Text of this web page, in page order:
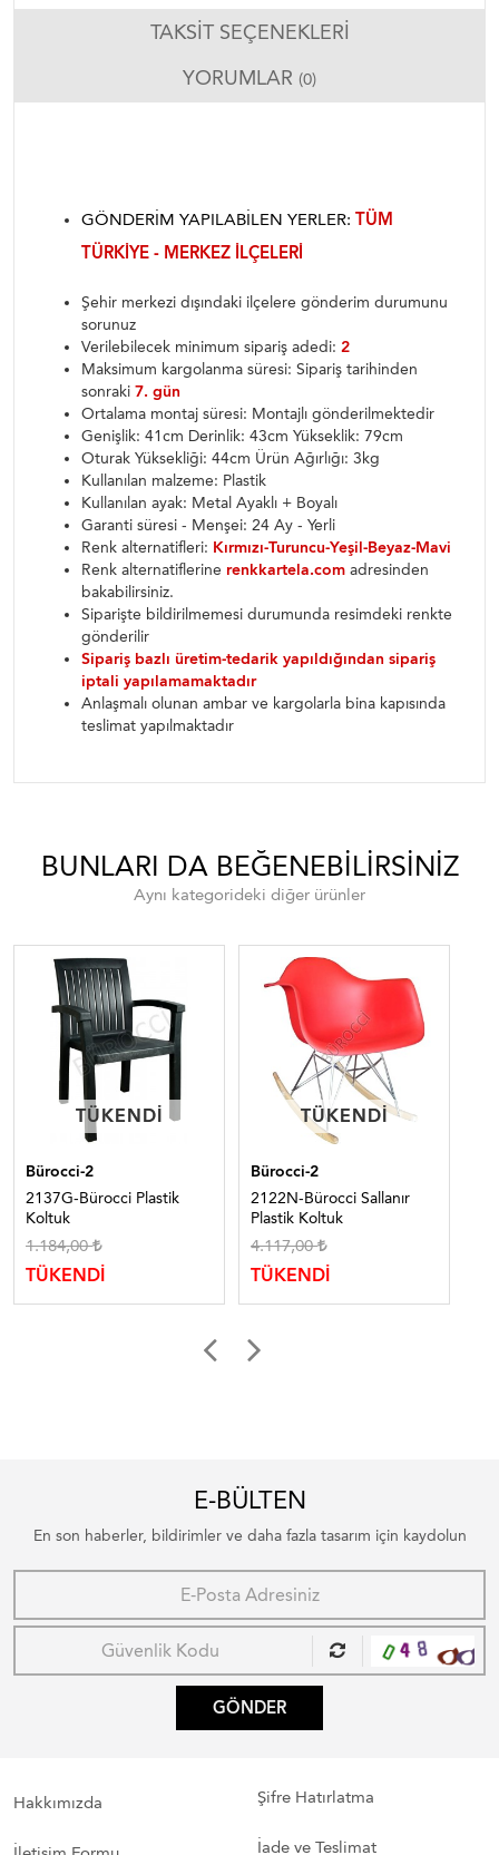
TAKSIT SEÇENEKLERI
YORUMLAR (0)
GÖNDERIM YAPILABILEN YERLER: TÜM
TÜRKIYE - MERKEZ ILÇELERI
Şehir merkezi dışındaki ilçelere gönderim durumunu
sorunuz
Verilebilecek minimum sipariş adedi: 2
Maksimum kargolanma süresi: Sipariş tarihinden
sonraki 7. gün
Ortalama montaj süresi: Montajlı gönderilmektedir
Genişlik: 41cm Derinlik: 43cm Yükseklik: 79cm
Oturak Yüksekliği: 44cm Ürün Ağırlığı: 3kg
Kullanılan malzeme: Plastik
Kullanılan ayak: Metal Ayaklı + Boyalı
Garanti süresi - Menşei: 24 Ay - Yerli
Renk alternatifleri: Kırmızı-Turuncu-Yeşil-Beyaz-Mavi
Renk alternatiflerine renkkartela.com adresinden
bakabilirsiniz.
Siparişte bildirilmemesi durumunda resimdeki renkte
gönderilir
Sipariş bazlı üretim-tedarik yapıldığından sipariş
iptali yapılamamaktadır
Anlaşmalı olunan ambar ve kargolarla bina kapısında
teslimat yapılmaktadır
BUNLARI DA BEĞENEBILIRSINIZ
Aynı kategorideki diğer ürünler
TÜKENDI
TÜKENDI
Bürocci-2
2137G-Bürocci Plastik
Koltuk
1.184,00
TÜKENDİ
TÜKENDI
TÜKENDI
Bürocci-2
2122N-Bürocci Sallanır
Plastik Koltuk
4.117,00
TÜKENDİ
E-BÜLTEN
En son haberler, bildirimler ve daha fazla tasarım için kaydolun
GÖNDER
Hakkımızda Şifre Hatırlatma
İade ve Teslimat